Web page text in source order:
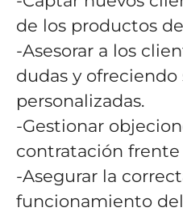
de los productos
-Asesorar a los
dudas y ofreciendo
personalizadas.
-Gestionar
contratación
-Asegurar la
funcionamiento